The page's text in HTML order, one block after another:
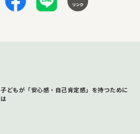
子どもが「安心感・自己肯定感」を持つために
は